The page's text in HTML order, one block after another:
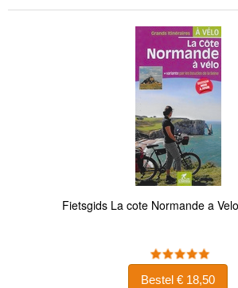
Fietsgids La cote Normande a
Bestel € 18,50